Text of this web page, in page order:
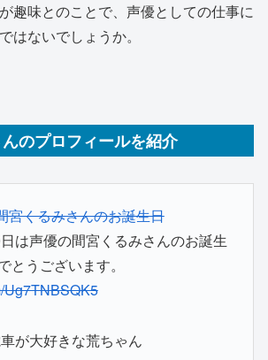
趣味とのことで、声優としての仕事に
はないでしょうか。
のプロフィールを紹介
宮くるみさんのお誕生日
は声優の間宮くるみさんのお誕生
とうございます。
Ug7TNBSQK5
が大好きな荒ちゃん